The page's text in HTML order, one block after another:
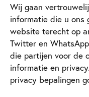
Wij gaan
informatie die u ons
website terecht op
Twitter en
die partijen voor de
informatie en
privacy bepalingen